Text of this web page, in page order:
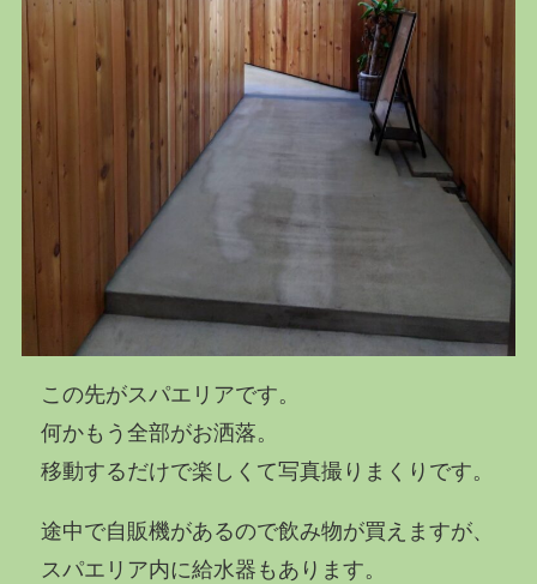
この先がスパエリアです。
何かもう全部がお洒落。
移動するだけで楽しくて写真撮りまくりです。
途中で自販機があるので飲み物が買えますが、
スパエリア内に給水器もあります。